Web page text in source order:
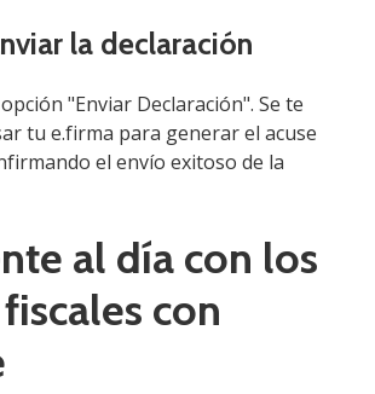
la declaración
"Enviar Declaración". Se te
tu e.firma para generar el acuse
el envío exitoso de la
al día con los
con